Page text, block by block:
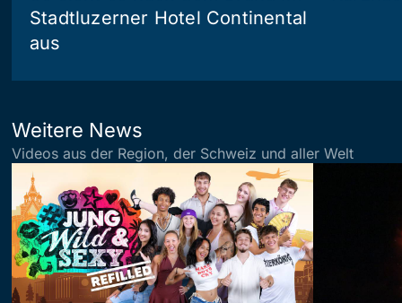
Stadtluzerner Hotel Continental
aus
Weitere News
Videos aus der Region, der Schweiz und aller Welt